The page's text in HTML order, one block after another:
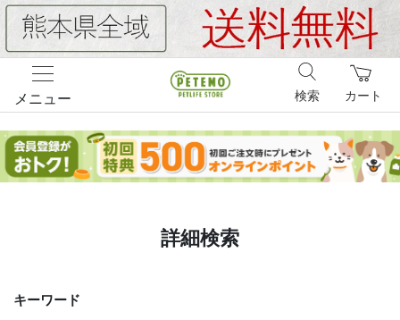
メニュー カート
検索
詳細検索
キーワード